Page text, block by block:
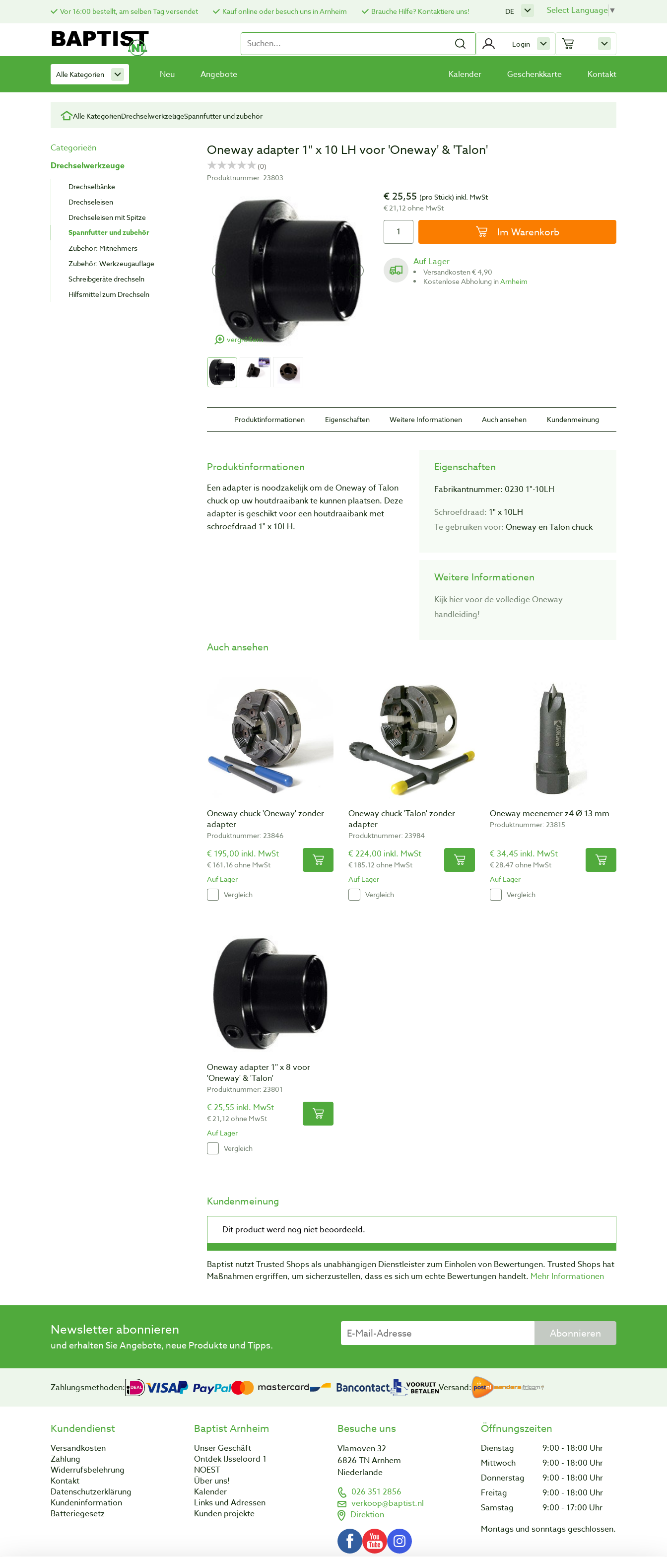
Vor 16:00 bestellt, am selben Tag versendet Kauf online oder besuch uns in Arnheim Brauche Hilfe? Kontaktiere uns! Select Language▼
DE
Login
Alle Kategorien Neu Angebote Kalender Geschenkkarte Kontakt
Alle KategorienDrechselwerkzeugeSpannfutter und zubehör
Categorieën
Drechselwerkzeuge
Drechselbänke
Drechseleisen
Drechseleisen mit Spitze
Spannfutter und zubehör
Zubehör: Mitnehmers
Zubehör: Werkzeugauflage
Schreibgeräte drechseln
Hilfsmittel zum Drechseln
Oneway adapter 1″ x 10 LH voor 'Oneway' & 'Talon'
Produktnummer: 23803
vergrößern
€ 25,55 (pro Stück) inkl. MwSt
€ 21,12 ohne MwSt
Im Warenkorb
Auf Lager
Versandkosten € 4,90
Kostenlose Abholung inArnheim
Produktinformationen Eigenschaften Weitere Informationen Auch ansehen Kundenmeinung
Produktinformationen
Eenadapter is noodzakelijk om de Oneway of Talon
chuck op uw houtdraaibank te kunnen plaatsen. Deze
adapter is geschikt voor een houtdraaibank met
schroefdraad 1" x 10LH.
Eigenschaften
Fabrikantnummer: 0230 1"-10LH
Schroefdraad: 1" x 10LH
Te gebruiken voor: Oneway en Talon chuck
Weitere Informationen
Kijk hier voor de volledige Oneway
handleiding!
Auch ansehen
Oneway chuck 'Oneway' zonder
adapter
Produktnummer: 23846
€ 195,00 inkl. MwSt
€ 161,16 ohne MwSt
Auf Lager
Vergleich
Oneway chuck 'Talon' zonder
adapter
Produktnummer: 23984
€ 224,00 inkl. MwSt
€ 185,12 ohne MwSt
Auf Lager
Vergleich
Oneway meenemer z4 Ø 13 mm
Produktnummer: 23815
€ 34,45 inkl. MwSt
€ 28,47 ohne MwSt
Auf Lager
Vergleich
Oneway adapter 1″ x 8 voor
'Oneway' & 'Talon'
Produktnummer: 23801
€ 25,55 inkl. MwSt
€ 21,12 ohne MwSt
Auf Lager
Vergleich
Kundenmeinung
Baptist nutzt Trusted Shops als unabhängigen Dienstleister zum Einholen von Bewertungen. Trusted Shops hat
Maßnahmen ergriffen, um sicherzustellen, dass es sich um echte Bewertungen handelt. Mehr Informationen
Newsletter abonnieren
und erhalten Sie Angebote, neue Produkte und Tipps.
Abonnieren
Zahlungsmethoden: Versand:
Kundendienst
Versandkosten
Zahlung
Widerrufsbelehrung
Kontakt
Datenschutzerklärung
Kundeninformation
Batteriegesetz
Baptist Arnheim
Unser Geschäft
Ontdek IJsseloord 1
NOEST
Über uns!
Kalender
Links und Adressen
Kunden projekte
Besuche uns
Vlamoven 32
6826 TN Arnhem
Niederlande
026 351 2856
verkoop@baptist.nl
Direktion
Öffnungszeiten
Dienstag
9:00 - 18:00 Uhr
Mittwoch
9:00 - 18:00 Uhr
Donnerstag
9:00 - 18:00 Uhr
Freitag
9:00 - 18:00 Uhr
Samstag
9:00 - 17:00 Uhr
Montags und sonntags geschlossen.